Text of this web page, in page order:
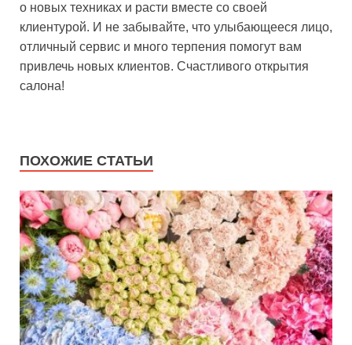
о новых техниках и расти вместе со своей
клиентурой. И не забывайте, что улыбающееся лицо,
отличный сервис и много терпения помогут вам
привлечь новых клиентов. Счастливого открытия
салона!
ПОХОЖИЕ СТАТЬИ